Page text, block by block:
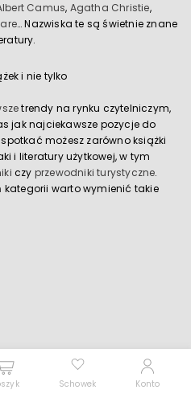
Schowek Konto
Camus, Agatha Christie,
… Nazwiska te są świetnie znane
i nie tylko
trendy na rynku czytelniczym,
jak najciekawsze pozycje do
możesz zarówno książki
i literatury użytkowej, w tym
czy przewodniki turystyczne.
kategorii warto wymienić takie